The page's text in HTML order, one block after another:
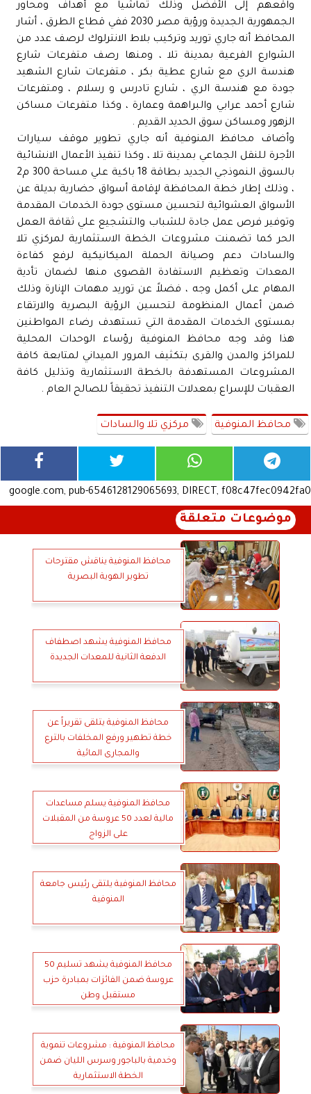
واقعهم إلى الأفضل وذلك تماشيا مع أهداف ومحاور
الجمهورية الجديدة ورؤية مصر 2030 ففي قطاع الطرق ، أشار
المحافظ أنه جاري توريد وتركيب بلاط الانترلوك لرصف عدد من
الشوارع الفرعية بمدينة تلا ، ومنها رصف متفرعات شارع
هندسة الري مع شارع عطية بكر ، متفرعات شارع الشهيد
جودة مع هندسة الري ، شارع تادرس و رسلام ، ومتفرعات
شارع أحمد عرابي والبراهمة وعمارة ، وكذا متفرعات مساكن
الزهور ومساكن سوق الحديد القديم .
وأضاف محافظ المنوفية أنه جاري تطوير موقف سيارات
الأجرة للنقل الجماعي بمدينة تلا ، وكذا تنفيذ الأعمال الانشائية
بالسوق النموذجي الجديد بطاقة 18 باكية علي مساحة 300 م2
، وذلك إطار خطة المحافظة لإقامة أسواق حضارية بديلة عن
الأسواق العشوائية لتحسين مستوى جودة الخدمات المقدمة
وتوفير فرص عمل جادة للشباب والتشجيع علي ثقافة العمل
الحر كما تضمنت مشروعات الخطة الاستثمارية لمركزي تلا
والسادات دعم وصيانة الحملة الميكانيكية لرفع كفاءة
المعدات وتعظيم الاستفادة القصوى منها لضمان تأدية
المهام على أكمل وجه ، فضلاً عن توريد مهمات الإنارة وذلك
ضمن أعمال المنظومة لتحسين الرؤية البصرية والارتقاء
بمستوى الخدمات المقدمة التي تستهدف رضاء المواطنين
هذا وقد وجه محافظ المنوفية رؤساء الوحدات المحلية
للمراكز والمدن والقرى بتكثيف المرور الميداني لمتابعة كافة
المشروعات المستهدفة بالخطة الاستثمارية وتذليل كافة
العقبات للإسراع بمعدلات التنفيذ تحقيقاً للصالح العام .
محافظ المنوفية مركزي تلا والسادات
google.com, pub-6546128129065693, DIRECT, f08c47fec0942fa0
موضوعات متعلقة
محافظ المنوفية يناقش مقترحات
تطوير الهوية البصرية
محافظ المنوفية يشهد اصطفاف
الدفعة الثانية للمعدات الجديدة
محافظ المنوفية يتلقى تقريراً عن
خطة تطهير ورفع المخلفات بالترع
والمجارى المائية
محافظ المنوفية يسلم مساعدات
مالية لعدد 50 عروسة من المقبلات
على الزواج
محافظ المنوفية يلتقى رئيس جامعة
المنوفية
محافظ المنوفية يشهد تسليم 50
عروسة ضمن الفائزات بمبادرة حزب
مستقبل وطن
محافظ المنوفية : مشروعات تنموية
وخدمية بالباجور وسرس الليان ضمن
الخطة الاستثمارية